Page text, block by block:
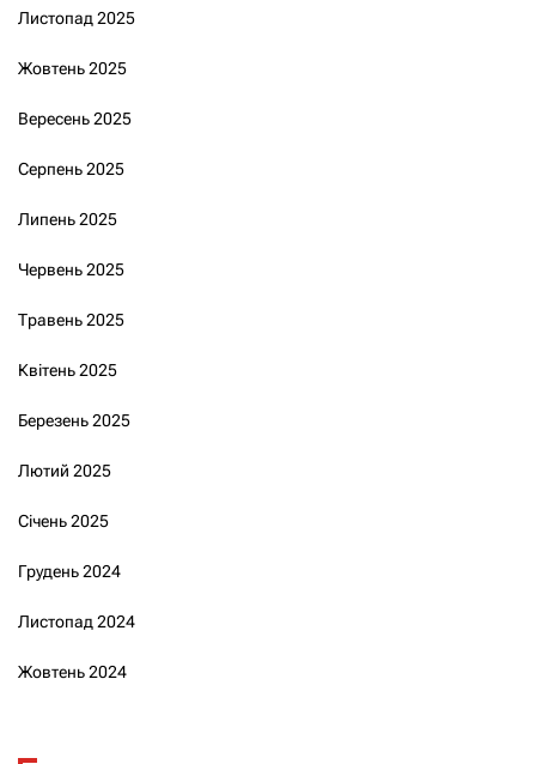
Листопад 2025
Жовтень 2025
Вересень 2025
Серпень 2025
Липень 2025
Червень 2025
Травень 2025
Квітень 2025
Березень 2025
Лютий 2025
Січень 2025
Грудень 2024
Листопад 2024
Жовтень 2024